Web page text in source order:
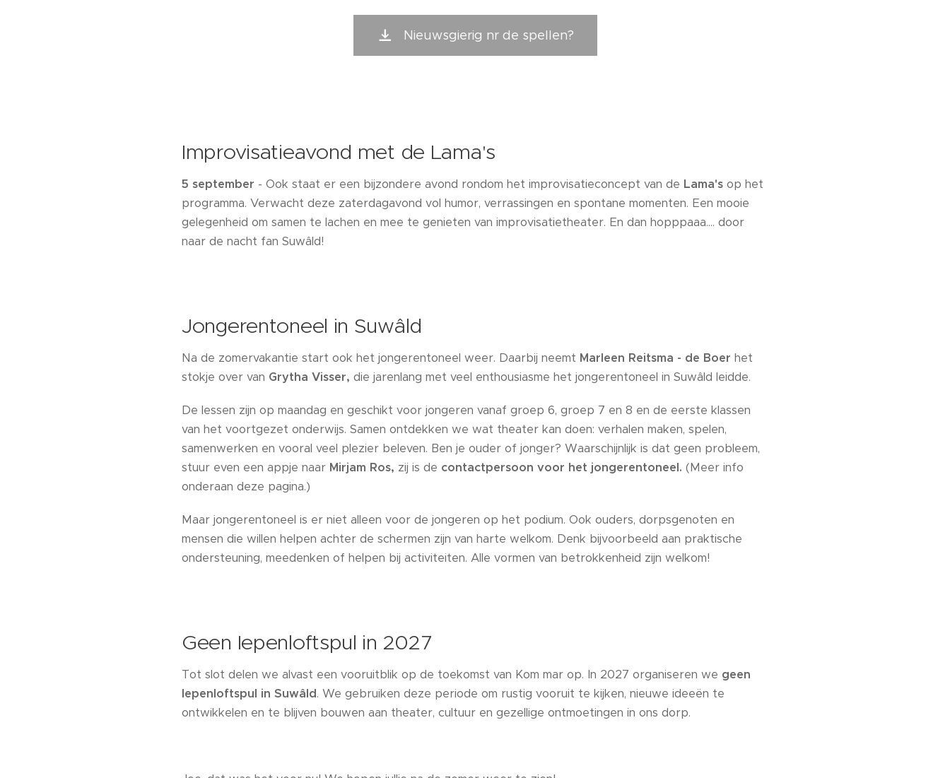
Nieuwsgierig nr de spellen?
Improvisatieavond met de Lama's
5 september - Ook staat er een bijzondere avond rondom het improvisatieconcept van de Lama's op het
programma. Verwacht deze zaterdagavond vol humor, verrassingen en spontane momenten. Een mooie
gelegenheid om samen te lachen en mee te genieten van improvisatietheater. En dan hopppaaa.... door
naar de nacht fan Suwâld!
Jongerentoneel in Suwâld
Na de zomervakantie start ook het jongerentoneel weer. Daarbij neemt Marleen Reitsma - de Boer het
stokje over van Grytha Visser, die jarenlang met veel enthousiasme het jongerentoneel in Suwâld leidde.
De lessen zijn op maandag en geschikt voor jongeren vanaf groep 6, groep 7 en 8 en de eerste klassen
van het voortgezet onderwijs. Samen ontdekken we wat theater kan doen: verhalen maken, spelen,
samenwerken en vooral veel plezier beleven. Ben je ouder of jonger? Waarschijnlijk is dat geen probleem,
stuur even een appje naar Mirjam Ros, zij is de contactpersoon voor het jongerentoneel. (Meer info
onderaan deze pagina.)
Maar jongerentoneel is er niet alleen voor de jongeren op het podium. Ook ouders, dorpsgenoten en
mensen die willen helpen achter de schermen zijn van harte welkom. Denk bijvoorbeeld aan praktische
ondersteuning, meedenken of helpen bij activiteiten. Alle vormen van betrokkenheid zijn welkom!
Geen Iepenloftspul in 2027
Tot slot delen we alvast een vooruitblik op de toekomst van Kom mar op. In 2027 organiseren we geen
Iepenloftspul in Suwâld. We gebruiken deze periode om rustig vooruit te kijken, nieuwe ideeën te
ontwikkelen en te blijven bouwen aan theater, cultuur en gezellige ontmoetingen in ons dorp.